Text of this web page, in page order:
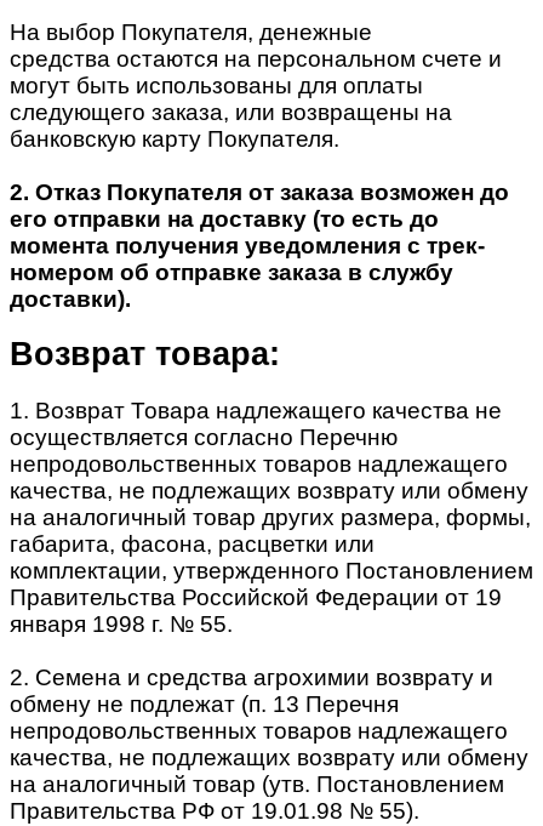
На выбор Покупателя, денежные
средства остаются на персональном счете и
могут быть использованы для оплаты
следующего заказа, или возвращены на
банковскую карту Покупателя.
2. Отказ Покупателя от заказа возможен до
его отправки на доставку (то есть до
момента получения уведомления с трек-
номером об отправке заказа в службу
доставки).
Возврат товара:
1. Возврат Товара надлежащего качества не
осуществляется согласно Перечню
непродовольственных товаров надлежащего
качества, не подлежащих возврату или обмену
на аналогичный товар других размера, формы,
габарита, фасона, расцветки или
комплектации, утвержденного Постановлением
Правительства Российской Федерации от 19
января 1998 г. № 55.
2. Семена и средства агрохимии возврату и
обмену не подлежат (п. 13 Перечня
непродовольственных товаров надлежащего
качества, не подлежащих возврату или обмену
на аналогичный товар (утв. Постановлением
Правительства РФ от 19.01.98 № 55).